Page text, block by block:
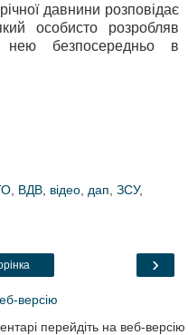
давнини розповідає
особисто розробляв
безпосередньо в
ВДВ відео дап ЗСУ,
›
версію
перейдіть на веб-версію